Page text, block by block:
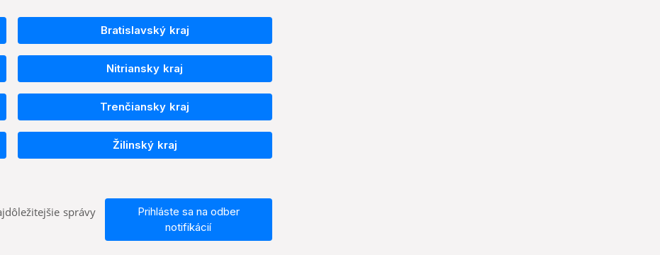
Bratislavský kraj
Nitriansky kraj
Trenčiansky kraj
Žilinský kraj
správy
Prihláste sa na odber
notifikácií